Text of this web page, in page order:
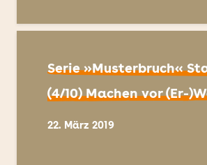
Serie »Musterbruch«
(4/10) Machen vor (Er-
22. März 2019